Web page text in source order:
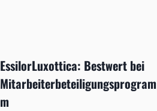
EssilorLuxottica: Bestwert bei
Mitarbeiterbeteiligungsprogram
m